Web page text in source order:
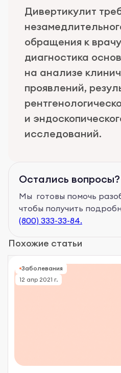
Дивертикулит
обращения к
диагностика
на анализе
проявлений,
и
исследований.
Остались вопросы?
Мы готовы помочь
чтобы получить
(800) 333-33-84.
Похожие статьи
Заболевания
12 апр 2021 г.